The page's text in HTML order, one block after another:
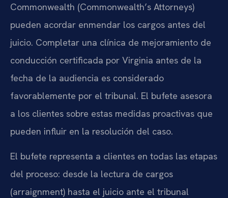
Commonwealth (Commonwealth’s Attorneys)
pueden acordar enmendar los cargos antes del
juicio. Completar una clínica de mejoramiento de
conducción certificada por Virginia antes de la
fecha de la audiencia es considerado
favorablemente por el tribunal. El bufete asesora
a los clientes sobre estas medidas proactivas que
pueden influir en la resolución del caso.
El bufete representa a clientes en todas las etapas
del proceso: desde la lectura de cargos
(arraignment) hasta el juicio ante el tribunal